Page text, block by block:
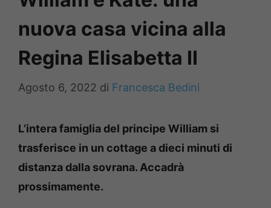
nuova casa vicina alla
Regina Elisabetta II
Agosto 6, 2022 di Francesca Bedini
L’intera famiglia del principe William si
trasferisce in un cottage a dieci minuti di
distanza dalla sovrana. Accadrà
prossimamente.